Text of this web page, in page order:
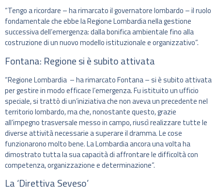
“Tengo a ricordare – ha rimarcato il governatore lombardo – il ruolo
fondamentale che ebbe la Regione Lombardia nella gestione
successiva dell’emergenza: dalla bonifica ambientale fino alla
costruzione di un nuovo modello istituzionale e organizzativo”.
Fontana: Regione si è subito attivata
“Regione Lombardia – ha rimarcato Fontana – si è subito attivata
per gestire in modo efficace l’emergenza. Fu istituito un ufficio
speciale, si trattò di un’iniziativa che non aveva un precedente nel
territorio lombardo, ma che, nonostante questo, grazie
all’impegno trasversale messo in campo, riuscì realizzare tutte le
diverse attività necessarie a superare il dramma. Le cose
funzionarono molto bene. La Lombardia ancora una volta ha
dimostrato tutta la sua capacità di affrontare le difficoltà con
competenza, organizzazione e determinazione”.
La ‘Direttiva Seveso’